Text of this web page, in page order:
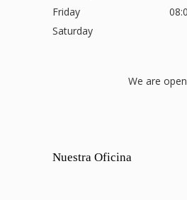
Friday
Saturday
We are
Nuestra Oficina